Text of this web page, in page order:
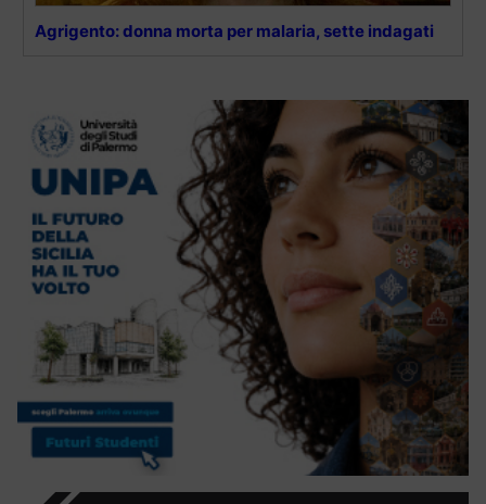
Agrigento: donna morta per malaria, sette indagati